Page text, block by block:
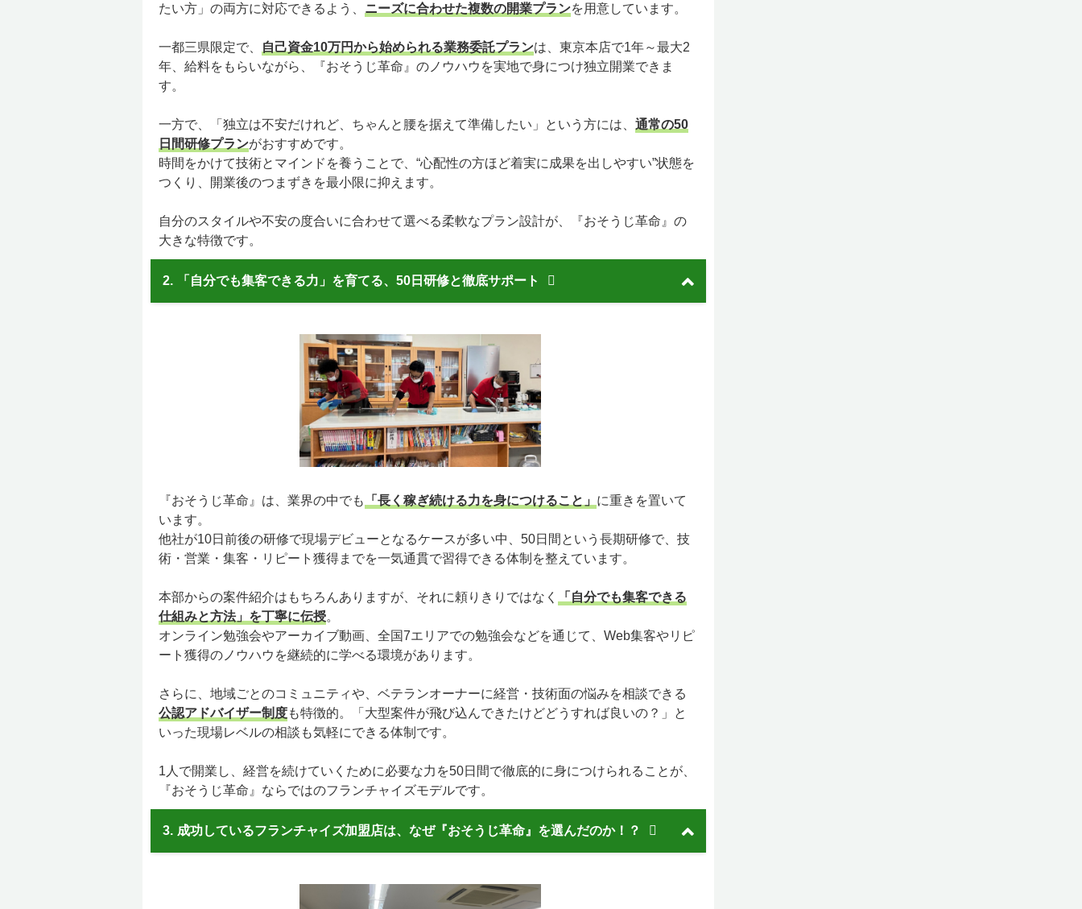
たい方」の両方に対応できるよう、 ニーズに合わせた複数の開業プランを用意しています。
一都三県限定で、 自己資金10万円から始められる業務委託プランは、東京本店で1年～最大2
年、給料をもらいながら、『おそうじ革命』のノウハウを実地で身につけ独立開業できま
す。
一方で、「独立は不安だけれど、ちゃんと腰を据えて準備したい」という方には、 通常の50
日間研修プランがおすすめです。
時間をかけて技術とマインドを養うことで、“心配性の方ほど着実に成果を出しやすい”状態を
つくり、開業後のつまずきを最小限に抑えます。
自分のスタイルや不安の度合いに合わせて選べる柔軟なプラン設計が、『おそうじ革命』の
大きな特徴です。
2. 「自分でも集客できる力」を育てる、50日研修と徹底サポート
『おそうじ革命』は、業界の中でも 「長く稼ぎ続ける力を身につけること」 に重きを置いて
います。
他社が10日前後の研修で現場デビューとなるケースが多い中、50日間という長期研修で、技
術・営業・集客・リピート獲得までを一気通貫で習得できる体制を整えています。
本部からの案件紹介はもちろんありますが、それに頼りきりではなく
「自分でも集客できる
仕組みと方法」を丁寧に伝授。
オンライン勉強会やアーカイブ動画、全国7エリアでの勉強会などを通じて、Web集客やリピ
ート獲得のノウハウを継続的に学べる環境があります。
さらに、地域ごとのコミュニティや、ベテランオーナーに経営・技術面の悩みを相談できる
公認アドバイザー制度も特徴的。「大型案件が飛び込んできたけどどうすれば良いの？」と
いった現場レベルの相談も気軽にできる体制です。
1人で開業し、経営を続けていくために必要な力を50日間で徹底的に身につけられることが、
『おそうじ革命』ならではのフランチャイズモデルです。
3. 成功しているフランチャイズ加盟店は、なぜ『おそうじ革命』を選んだのか！？